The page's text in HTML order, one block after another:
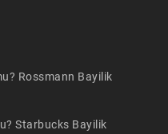
Rossmann Bayilik
Starbucks Bayilik